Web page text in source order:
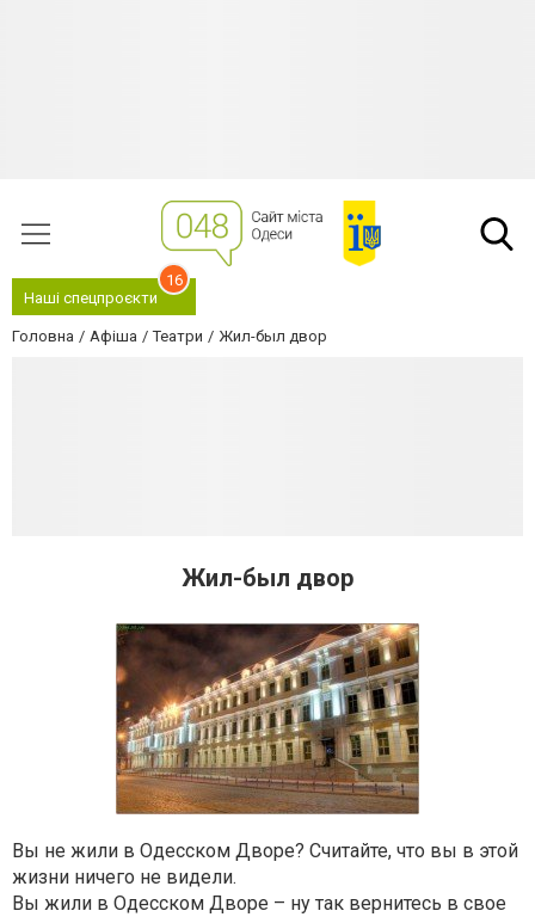
Наші спецпроєкти
16
Головна Афіша Театри Жил-был двор
Жил-был двор
Вы не жили в Одесском Дворе? Считайте, что вы в этой
жизни ничего не видели.
Вы жили в Одесском Дворе – ну так вернитесь в свое